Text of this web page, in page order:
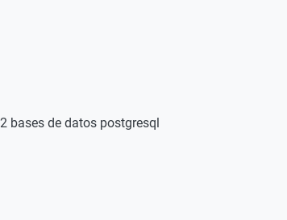
2 bases de datos postgresql